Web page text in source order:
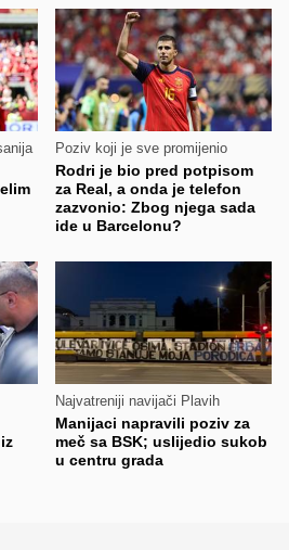
Poziv koji je sve promijenio
Rodri je bio pred potpisom
za Real, a onda je telefon
zazvonio: Zbog njega sada
ide u Barcelonu?
Najvatreniji navijači Plavih
Manijaci napravili poziv za
meč sa BSK; uslijedio sukob
u centru grada